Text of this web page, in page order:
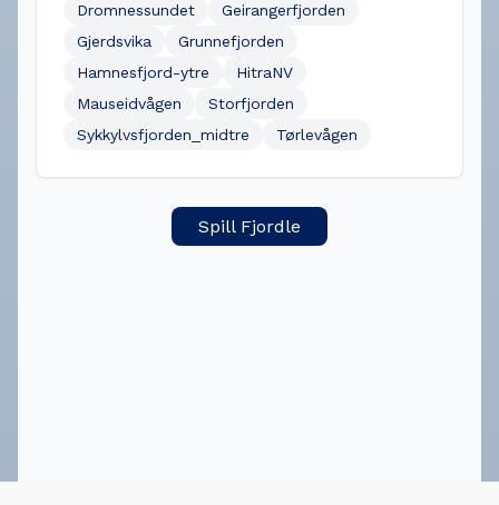
Dromnessundet
Geirangerfjorden
Gjerdsvika
Grunnefjorden
Hamnesfjord-ytre
HitraNV
Mauseidvågen
Storfjorden
Sykkylvsfjorden_midtre
Tørlevågen
Spill Fjordle